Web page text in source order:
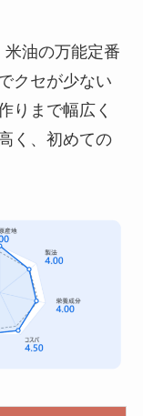
油の万能定番
クセが少ない
りまで幅広く
く、初めての